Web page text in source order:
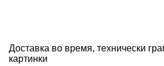
Доставка во время, технически
картинки